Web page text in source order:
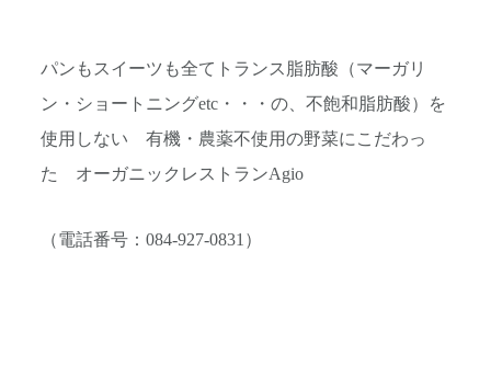
パンもスイーツも全てトランス脂肪酸（マーガリ
ン・ショートニングetc・・・の、不飽和脂肪酸）を
使用しない 有機・農薬不使用の野菜にこだわっ
た オーガニックレストランAgio
（電話番号：084-927-0831）